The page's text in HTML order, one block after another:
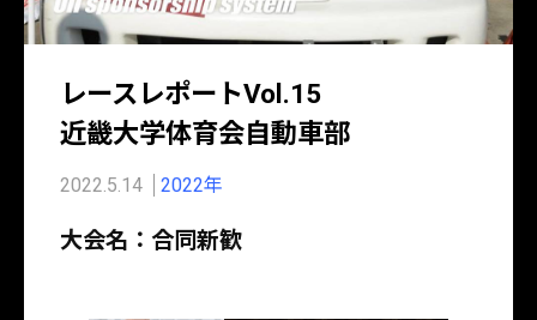
レースレポートVol.15
近畿大学体育会自動車部
2022.5.14 2022年
大会名：合同新歓